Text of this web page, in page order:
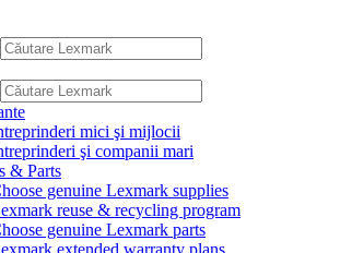
mici şi mijlocii
şi companii mari
& Parts
genuine Lexmark supplies
reuse & recycling program
genuine Lexmark parts
extended warranty plans